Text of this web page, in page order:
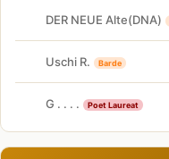
DER NEUE Alte(DNA)
Uschi R. Barde
G . . . . Poet Laureat